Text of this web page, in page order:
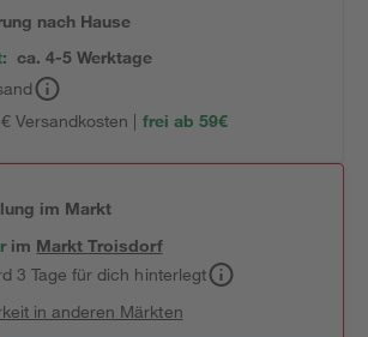
nach Hause
ca. 4-5 Werktage
Versandkosten | frei ab 59€
im Markt
im MarktTroisdorf
3 Tage für dich hinterlegt
in anderen Märkten